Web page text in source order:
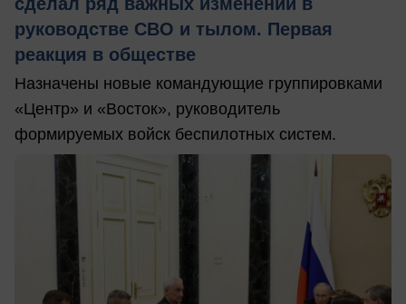
руководстве СВО и тылом. Первая
реакция в обществе
Назначены новые командующие группировками
«Центр» и «Восток», руководитель
формируемых войск беспилотных систем.